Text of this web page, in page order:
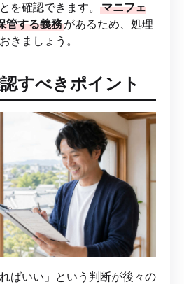
を確認できます。 マニフェ
管する義務があるため、処理
きましょう。
すべきポイント
ばいい」という判断が後々の